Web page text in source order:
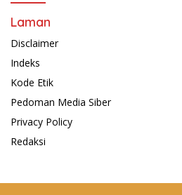
Laman
Disclaimer
Indeks
Kode Etik
Pedoman Media Siber
Privacy Policy
Redaksi